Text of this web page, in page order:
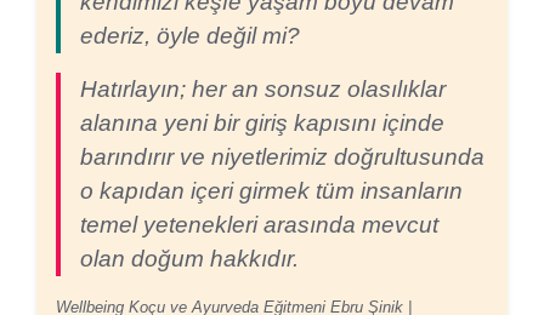
ederiz, öyle değil mi?
Hatırlayın; her an sonsuz olasılıklar
alanına yeni bir giriş kapısını içinde
barındırır ve niyetlerimiz doğrultusunda
o kapıdan içeri girmek tüm insanların
temel yetenekleri arasında mevcut
olan doğum hakkıdır.
Wellbeing Koçu ve Ayurveda Eğitmeni Ebru Şinik |